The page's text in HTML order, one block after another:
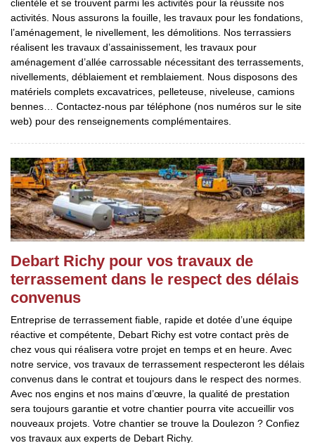
clientèle et se trouvent parmi les activités pour la réussite nos
activités. Nous assurons la fouille, les travaux pour les fondations,
l’aménagement, le nivellement, les démolitions. Nos terrassiers
réalisent les travaux d’assainissement, les travaux pour
aménagement d’allée carrossable nécessitant des terrassements,
nivellements, déblaiement et remblaiement. Nous disposons des
matériels complets excavatrices, pelleteuse, niveleuse, camions
bennes… Contactez-nous par téléphone (nos numéros sur le site
web) pour des renseignements complémentaires.
Debart Richy pour vos travaux de
terrassement dans le respect des délais
convenus
Entreprise de terrassement fiable, rapide et dotée d’une équipe
réactive et compétente, Debart Richy est votre contact près de
chez vous qui réalisera votre projet en temps et en heure. Avec
notre service, vos travaux de terrassement respecteront les délais
convenus dans le contrat et toujours dans le respect des normes.
Avec nos engins et nos mains d’œuvre, la qualité de prestation
sera toujours garantie et votre chantier pourra vite accueillir vos
nouveaux projets. Votre chantier se trouve la Doulezon ? Confiez
vos travaux aux experts de Debart Richy.